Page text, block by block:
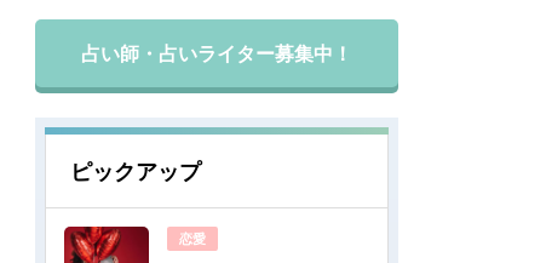
占い師・占いライター募集中！
ピックアップ
恋愛